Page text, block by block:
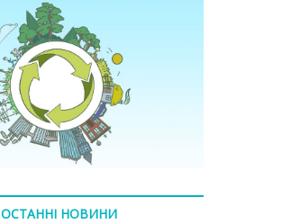
ОСТАННІ НОВИНИ